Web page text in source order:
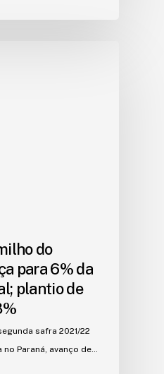
do
para 6% da
plantio de
safra 2021/22
Paraná, avanço de…